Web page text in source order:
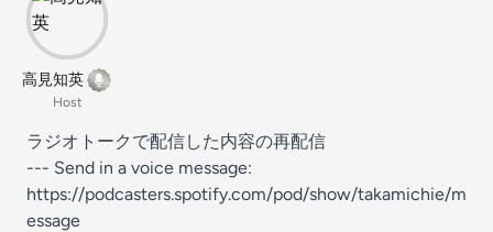
高見知英
Host
ラジオトークで配信した内容の再配信
--- Send in a voice message:
https://podcasters.spotify.com/pod/show/takamichie/m
essage